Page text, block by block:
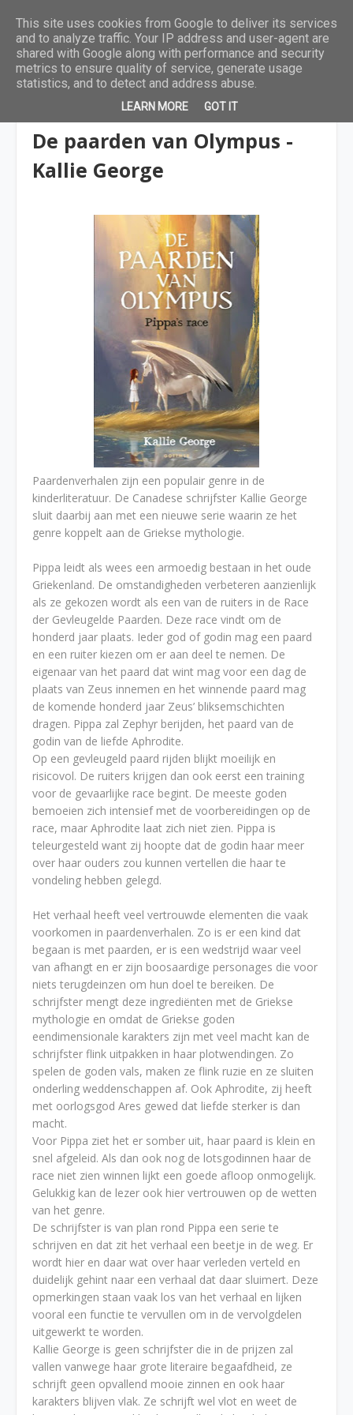
De paarden van Olympus -
Kallie George
Paardenverhalen zijn een populair genre in de
kinderliteratuur. De Canadese schrijfster Kallie George
sluit daarbij aan met een nieuwe serie waarin ze het
genre koppelt aan de Griekse mythologie.
Pippa leidt als wees een armoedig bestaan in het oude
Griekenland. De omstandigheden verbeteren aanzienlijk
als ze gekozen wordt als een van de ruiters in de Race
der Gevleugelde Paarden. Deze race vindt om de
honderd jaar plaats. Ieder god of godin mag een paard
en een ruiter kiezen om er aan deel te nemen. De
eigenaar van het paard dat wint mag voor een dag de
plaats van Zeus innemen en het winnende paard mag
de komende honderd jaar Zeus’ bliksemschichten
dragen. Pippa zal Zephyr berijden, het paard van de
godin van de liefde Aphrodite.
Op een gevleugeld paard rijden blijkt moeilijk en
risicovol. De ruiters krijgen dan ook eerst een training
voor de gevaarlijke race begint. De meeste goden
bemoeien zich intensief met de voorbereidingen op de
race, maar Aphrodite laat zich niet zien. Pippa is
teleurgesteld want zij hoopte dat de godin haar meer
over haar ouders zou kunnen vertellen die haar te
vondeling hebben gelegd.
Het verhaal heeft veel vertrouwde elementen die vaak
voorkomen in paardenverhalen. Zo is er een kind dat
begaan is met paarden, er is een wedstrijd waar veel
van afhangt en er zijn boosaardige personages die voor
niets terugdeinzen om hun doel te bereiken. De
schrijfster mengt deze ingrediënten met de Griekse
mythologie en omdat de Griekse goden
eendimensionale karakters zijn met veel macht kan de
schrijfster flink uitpakken in haar plotwendingen. Zo
spelen de goden vals, maken ze flink ruzie en ze sluiten
onderling weddenschappen af. Ook Aphrodite, zij heeft
met oorlogsgod Ares gewed dat liefde sterker is dan
macht.
Voor Pippa ziet het er somber uit, haar paard is klein en
snel afgeleid. Als dan ook nog de lotsgodinnen haar de
race niet zien winnen lijkt een goede afloop onmogelijk.
Gelukkig kan de lezer ook hier vertrouwen op de wetten
van het genre.
De schrijfster is van plan rond Pippa een serie te
schrijven en dat zit het verhaal een beetje in de weg. Er
wordt hier en daar wat over haar verleden verteld en
duidelijk gehint naar een verhaal dat daar sluimert. Deze
opmerkingen staan vaak los van het verhaal en lijken
vooral een functie te vervullen om in de vervolgdelen
uitgewerkt te worden.
Kallie George is geen schrijfster die in de prijzen zal
vallen vanwege haar grote literaire begaafdheid, ze
schrijft geen opvallend mooie zinnen en ook haar
karakters blijven vlak. Ze schrijft wel vlot en weet de
This site uses cookies from Google to deliver its services
and to analyze traffic. Your IP address and user-agent are
shared with Google along with performance and security
metrics to ensure quality of service, generate usage
statistics, and to detect and address abuse.
LEARN MORE GOT IT